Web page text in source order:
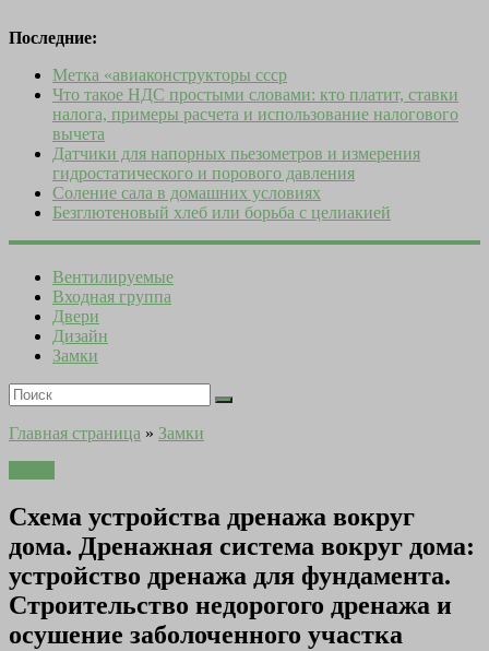
Последние:
Метка «авиаконструкторы ссср
Что такое НДС простыми словами: кто платит, ставки
налога, примеры расчета и использование налогового
вычета
Датчики для напорных пьезометров и измерения
гидростатического и порового давления
Соление сала в домашних условиях
Безглютеновый хлеб или борьба с целиакией
Вентилируемые
Входная группа
Двери
Дизайн
Замки
Главная страница » Замки
Схема устройства дренажа вокруг
дома. Дренажная система вокруг дома:
устройство дренажа для фундамента.
Строительство недорогого дренажа и
осушение заболоченного участка